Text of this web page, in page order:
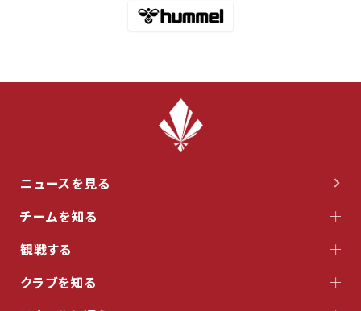
ニュースを見る
チームを知る
観戦する
クラブを知る